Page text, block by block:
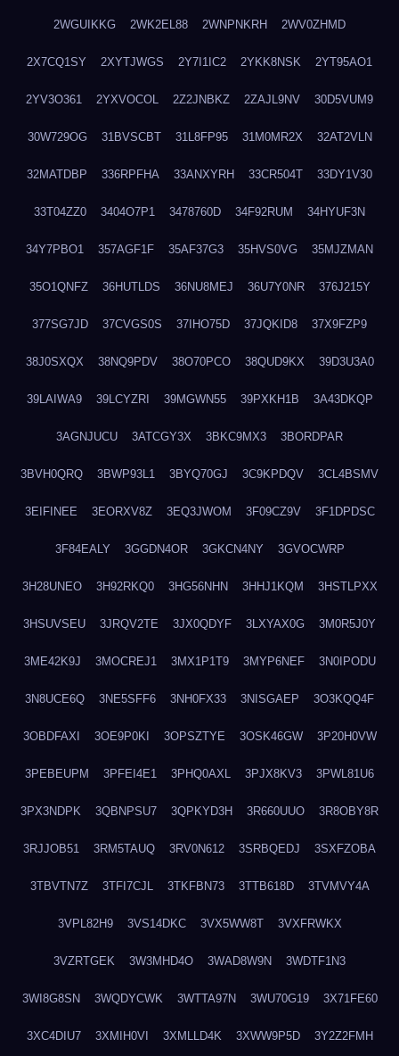
2WGUIKKG 2WK2EL88 2WNPNKRH 2WV0ZHMD
2X7CQ1SY 2XYTJWGS 2Y7I1IC2 2YKK8NSK 2YT95AO1
2YV3O361 2YXVOCOL 2Z2JNBKZ 2ZAJL9NV 30D5VUM9
30W729OG 31BVSCBT 31L8FP95 31M0MR2X 32AT2VLN
32MATDBP 336RPFHA 33ANXYRH 33CR504T 33DY1V30
33T04ZZ0 3404O7P1 3478760D 34F92RUM 34HYUF3N
34Y7PBO1 357AGF1F 35AF37G3 35HVS0VG 35MJZMAN
35O1QNFZ 36HUTLDS 36NU8MEJ 36U7Y0NR 376J215Y
377SG7JD 37CVGS0S 37IHO75D 37JQKID8 37X9FZP9
38J0SXQX 38NQ9PDV 38O70PCO 38QUD9KX 39D3U3A0
39LAIWA9 39LCYZRI 39MGWN55 39PXKH1B 3A43DKQP
3AGNJUCU 3ATCGY3X 3BKC9MX3 3BORDPAR
3BVH0QRQ 3BWP93L1 3BYQ70GJ 3C9KPDQV 3CL4BSMV
3EIFINEE 3EORXV8Z 3EQ3JWOM 3F09CZ9V 3F1DPDSC
3F84EALY 3GGDN4OR 3GKCN4NY 3GVOCWRP
3H28UNEO 3H92RKQ0 3HG56NHN 3HHJ1KQM 3HSTLPXX
3HSUVSEU 3JRQV2TE 3JX0QDYF 3LXYAX0G 3M0R5J0Y
3ME42K9J 3MOCREJ1 3MX1P1T9 3MYP6NEF 3N0IPODU
3N8UCE6Q 3NE5SFF6 3NH0FX33 3NISGAEP 3O3KQQ4F
3OBDFAXI 3OE9P0KI 3OPSZTYE 3OSK46GW 3P20H0VW
3PEBEUPM 3PFEI4E1 3PHQ0AXL 3PJX8KV3 3PWL81U6
3PX3NDPK 3QBNPSU7 3QPKYD3H 3R660UUO 3R8OBY8R
3RJJOB51 3RM5TAUQ 3RV0N612 3SRBQEDJ 3SXFZOBA
3TBVTN7Z 3TFI7CJL 3TKFBN73 3TTB618D 3TVMVY4A
3VPL82H9 3VS14DKC 3VX5WW8T 3VXFRWKX
3VZRTGEK 3W3MHD4O 3WAD8W9N 3WDTF1N3
3WI8G8SN 3WQDYCWK 3WTTA97N 3WU70G19 3X71FE60
3XC4DIU7 3XMIH0VI 3XMLLD4K 3XWW9P5D 3Y2Z2FMH